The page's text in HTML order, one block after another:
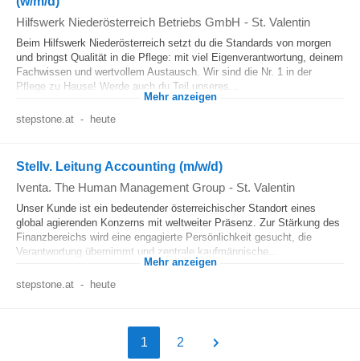
Hilfswerk Niederösterreich Betriebs GmbH - St. Valentin
Beim Hilfswerk Niederösterreich setzt du die Standards von morgen
und bringst Qualität in die Pflege: mit viel Eigenverantwortung, deinem
Fachwissen und wertvollem Austausch. Wir sind die Nr. 1 in der
Pflege zu Hause! Werde auch du Teil unseres...
Mehr anzeigen
stepstone.at - heute
Stellv. Leitung Accounting (m/w/d)
Iventa. The Human Management Group - St. Valentin
Unser Kunde ist ein bedeutender österreichischer Standort eines
global agierenden Konzerns mit weltweiter Präsenz. Zur Stärkung des
Finanzbereichs wird eine engagierte Persönlichkeit gesucht, die
Verantwortung übernimmt und zentrale kaufmännische...
Mehr anzeigen
stepstone.at - heute
1 2